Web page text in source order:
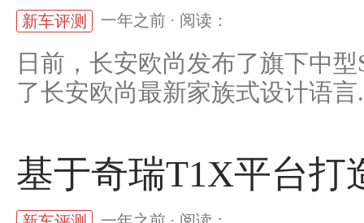
新车评测 一年之前 · 阅读：
日前，长安欧尚发布了旗下中
了长安欧尚最新家族式设计语言
基于奇瑞T1X平台打